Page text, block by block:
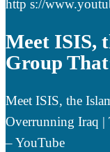
http s://
Meet ISIS,
Group
Meet ISIS, the
Overrunning Iraq |
– YouTube